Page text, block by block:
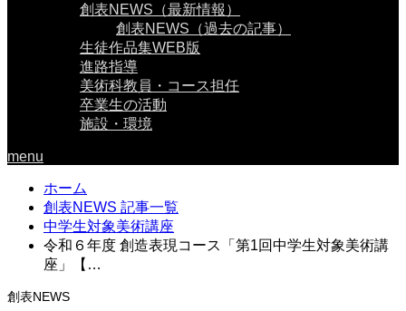
創表NEWS（最新情報）
創表NEWS（過去の記事）
生徒作品集WEB版
進路指導
美術科教員・コース担任
卒業生の活動
施設・環境
menu
ホーム
創表NEWS 記事一覧
中学生対象美術講座
令和６年度 創造表現コース「第1回中学生対象美術講
座」【…
創表NEWS